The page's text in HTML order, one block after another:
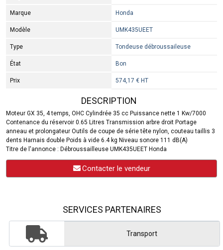
Marque Honda
Modèle UMK435UEET
Type Tondeuse débroussaileuse
État Bon
Prix 574,17 € HT
DESCRIPTION
Moteur GX 35, 4 temps, OHC Cylindrée 35 cc Puissance nette 1 Kw/7000
Contenance du réservoir 0.65 Litres Transmission arbre droit Portage
anneau et prolongateur Outils de coupe de série tête nylon, couteau taillis 3
dents Harnais double Poids à vide 6.4 kg Niveau sonore 111 dB(A)
Titre de l'annonce : Débroussailleuse UMK435UEET Honda
Contacter le vendeur
SERVICES PARTENAIRES
Transport